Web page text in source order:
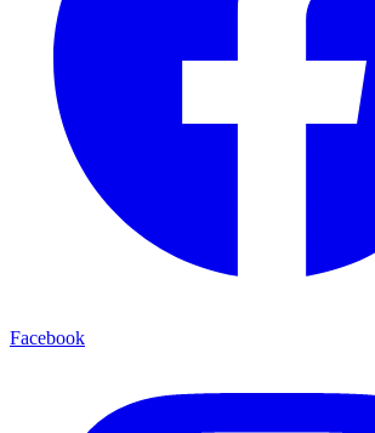
Facebook